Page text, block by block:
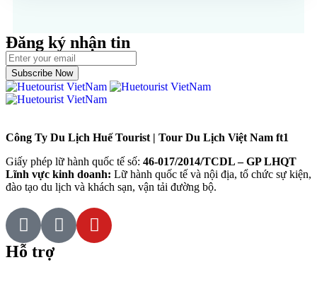
Đăng ký nhận tin
Subscribe Now
Công Ty Du Lịch Huế Tourist | Tour Du Lịch Việt Nam ft1
Giấy phép lữ hành quốc tế số: 46-017/2014/TCDL – GP LHQT
Lĩnh vực kinh doanh: Lữ hành quốc tế và nội địa, tổ chức sự kiện,
đào tạo du lịch và khách sạn, vận tải đường bộ.
Hỗ trợ